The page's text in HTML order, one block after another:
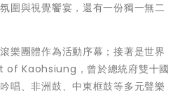
圍與視覺饗宴，還有一份獨一無二
樂團體作為活動序幕；接著是世界
of Kaohsiung，曾於總統府雙十國
唱、非洲鼓、中東框鼓等多元聲樂